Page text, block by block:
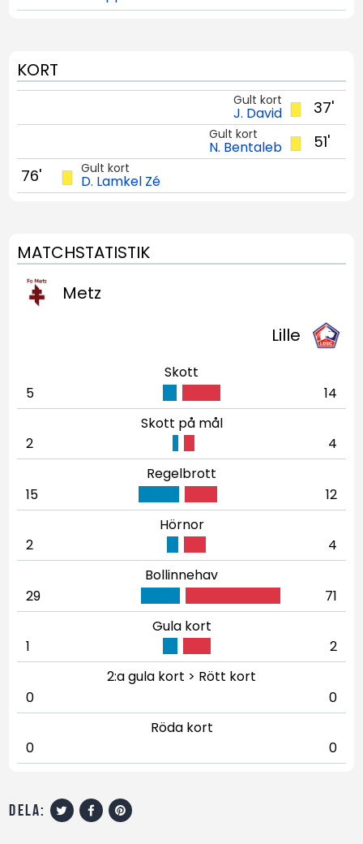
KORT
37'
Gult kort
J. David
51'
Gult kort
N. Bentaleb
Gult kort
D. Lamkel Zé
76'
MATCHSTATISTIK
Metz
Lille
Skott
5
14
Skott på mål
2
4
Regelbrott
15
12
Hörnor
2
4
Bollinnehav
29
71
Gula kort
1
2
2:a gula kort > Rött kort
0
0
Röda kort
0
0
dela: